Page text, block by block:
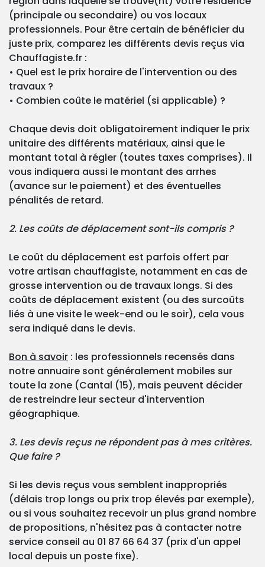
(principale ou secondaire) ou vos locaux
professionnels. Pour être certain de bénéficier du
juste prix, comparez les différents devis reçus via
Chauffagiste.fr :
• Quel est le prix horaire de l'intervention ou des
travaux ?
• Combien coûte le matériel (si applicable) ?
Chaque devis doit obligatoirement indiquer le prix
unitaire des différents matériaux, ainsi que le
montant total à régler (toutes taxes comprises). Il
vous indiquera aussi le montant des arrhes
(avance sur le paiement) et des éventuelles
pénalités de retard.
2. Les coûts de déplacement sont-ils compris ?
Le coût du déplacement est parfois offert par
votre artisan chauffagiste, notamment en cas de
grosse intervention ou de travaux longs. Si des
coûts de déplacement existent (ou des surcoûts
liés à une visite le week-end ou le soir), cela vous
sera indiqué dans le devis.
Bon à savoir : les professionnels recensés dans
notre annuaire sont généralement mobiles sur
toute la zone (Cantal (15), mais peuvent décider
de restreindre leur secteur d'intervention
géographique.
3. Les devis reçus ne répondent pas à mes critères.
Que faire ?
Si les devis reçus vous semblent inappropriés
(délais trop longs ou prix trop élevés par exemple),
ou si vous souhaitez recevoir un plus grand nombre
de propositions, n'hésitez pas à contacter notre
service conseil au 01 87 66 64 37 (prix d'un appel
local depuis un poste fixe).